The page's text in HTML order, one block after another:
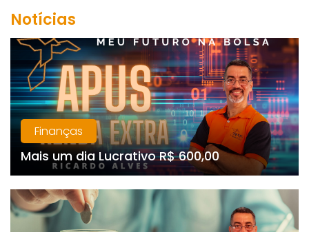
Notícias
Finanças
Mais um dia Lucrativo R$ 600,00